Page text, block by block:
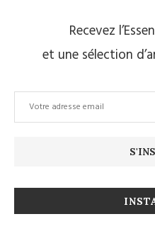
Recevez
et une sélection